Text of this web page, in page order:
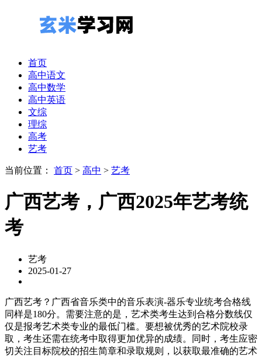
首页
高中语文
高中数学
高中英语
文综
理综
高考
艺考
当前位置： 首页 > 高中 > 艺考
广西艺考，广西2025年艺考统
考
艺考
2025-01-27
广西艺考？广西省音乐类中的音乐表演-器乐专业统考合格线
同样是180分。需要注意的是，艺术类考生达到合格分数线仅
仅是报考艺术类专业的最低门槛。要想被优秀的艺术院校录
取，考生还需在统考中取得更加优异的成绩。同时，考生应密
切关注目标院校的招生简章和录取规则，以获取最准确的艺术